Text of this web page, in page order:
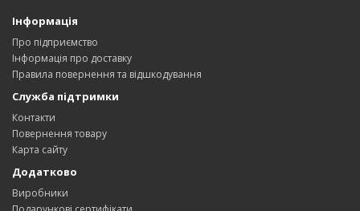
Інформація
Про підприємство
Інформація про доставку
Правила повернення та відшкодування
Служба підтримки
Контакти
Повернення товару
Карта сайту
Додатково
Виробники